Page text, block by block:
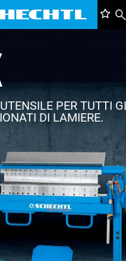
PER TUTTI
DI LAMIERE.